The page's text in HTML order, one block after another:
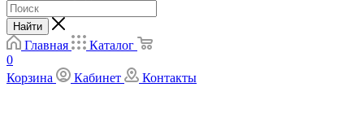
Найти
Главная
Каталог
0
Корзина
Кабинет Контакты